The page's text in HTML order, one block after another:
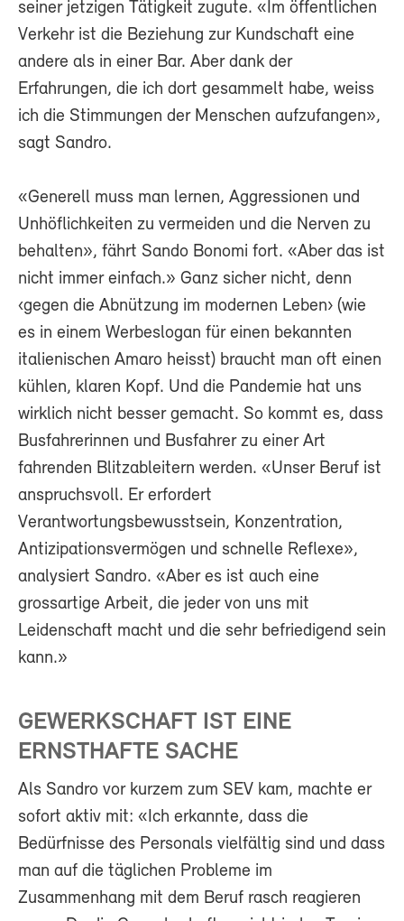
seiner jetzigen Tätigkeit zugute. «Im öffentlichen
Verkehr ist die Beziehung zur Kundschaft eine
andere als in einer Bar. Aber dank der
Erfahrungen, die ich dort gesammelt habe, weiss
ich die Stimmungen der Menschen aufzufangen»,
sagt Sandro.
«Generell muss man lernen, Aggressionen und
Unhöflichkeiten zu vermeiden und die Nerven zu
behalten», fährt Sando Bonomi fort. «Aber das ist
nicht immer einfach.» Ganz sicher nicht, denn
‹gegen die Abnützung im modernen Leben› (wie
es in einem Werbeslogan für einen bekannten
italienischen Amaro heisst) braucht man oft einen
kühlen, klaren Kopf. Und die Pandemie hat uns
wirklich nicht besser gemacht. So kommt es, dass
Busfahrerinnen und Busfahrer zu einer Art
fahrenden Blitzableitern werden. «Unser Beruf ist
anspruchsvoll. Er erfordert
Verantwortungsbewusstsein, Konzentration,
Antizipationsvermögen und schnelle Reflexe»,
analysiert Sandro. «Aber es ist auch eine
grossartige Arbeit, die jeder von uns mit
Leidenschaft macht und die sehr befriedigend sein
kann.»
GEWERKSCHAFT IST EINE
ERNSTHAFTE SACHE
Als Sandro vor kurzem zum SEV kam, machte er
sofort aktiv mit: «Ich erkannte, dass die
Bedürfnisse des Personals vielfältig sind und dass
man auf die täglichen Probleme im
Zusammenhang mit dem Beruf rasch reagieren